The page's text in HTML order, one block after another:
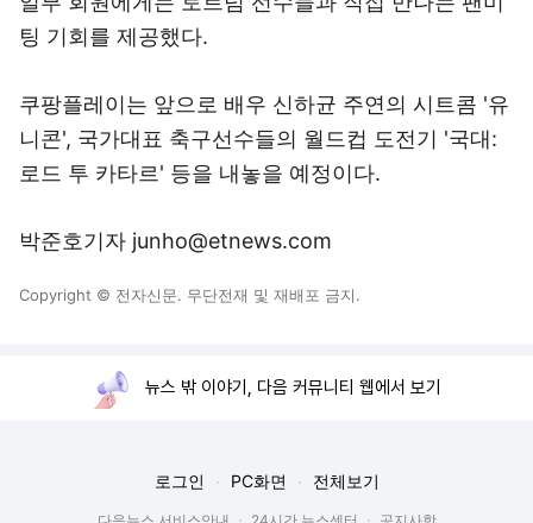
팅 기회를 제공했다.
쿠팡플레이는 앞으로 배우 신하균 주연의 시트콤 '유
니콘', 국가대표 축구선수들의 월드컵 도전기 '국대:
로드 투 카타르' 등을 내놓을 예정이다.
박준호기자 junho@etnews.com
Copyright © 전자신문. 무단전재 및 재배포 금지.
뉴스 밖 이야기, 다음 커뮤니티 웹에서 보기
로그인 PC화면 전체보기